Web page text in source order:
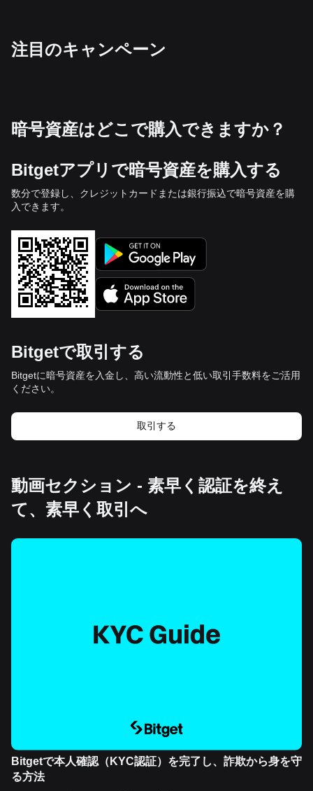
‌注目のキャンペーン
暗号資産はどこで購入できますか？
Bitgetアプリで暗号資産を購入する
数分で登録し、クレジットカードまたは銀行振込で暗号資産を購
入できます。
Bitgetで取引する
Bitgetに暗号資産を入金し、高い流動性と低い取引手数料をご活用
ください。
取引する
動画セクション - 素早く認証を終え
て、素早く取引へ
Bitgetで本人確認（KYC認証）を完了し、詐欺から身を守
る方法